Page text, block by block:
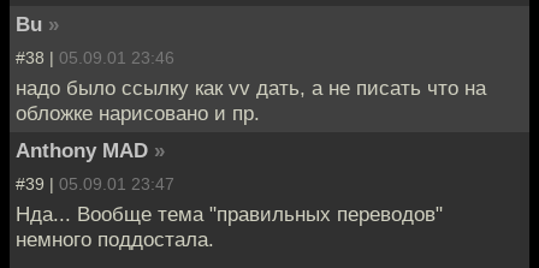
Bu »
#38 | 05.09.01 23:46
надо было ссылку как vv дать, а не писать что на
обложке нарисовано и пр.
Anthony MAD »
#39 | 05.09.01 23:47
Нда... Вообще тема "правильных переводов"
немного поддостала.